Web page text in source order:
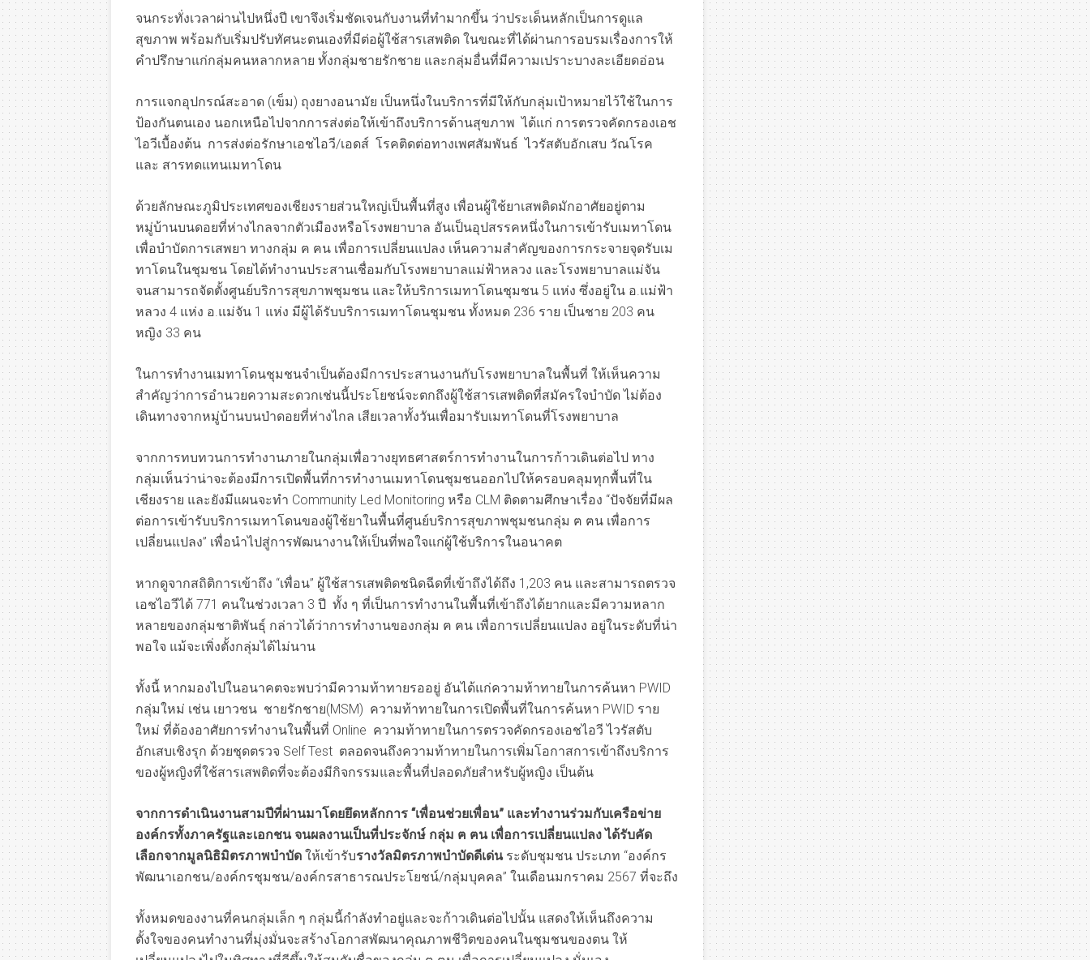
จนกระทั่งเวลาผ่านไปหนึ่งปี เขาจึงเริ่มชัดเจนกับงานที่ทำมากขึ้น ว่าประเด็นหลักเป็นการดูแล
สุขภาพ พร้อมกับเริ่มปรับทัศนะตนเองที่มีต่อผู้ใช้สารเสพติด ในขณะที่ได้ผ่านการอบรมเรื่องการให้
คำปรึกษาแก่กลุ่มคนหลากหลาย ทั้งกลุ่มชายรักชาย และกลุ่มอื่นที่มีความเปราะบางละเอียดอ่อน
การแจกอุปกรณ์สะอาด (เข็ม) ถุงยางอนามัย เป็นหนึ่งในบริการที่มีให้กับกลุ่มเป้าหมายไว้ใช้ในการ
ป้องกันตนเอง นอกเหนือไปจากการส่งต่อให้เข้าถึงบริการด้านสุขภาพ ได้แก่ การตรวจคัดกรองเอช
ไอวีเบื้องต้น การส่งต่อรักษาเอชไอวี/เอดส์ โรคติดต่อทางเพศสัมพันธ์ ไวรัสตับอักเสบ วัณโรค
และ สารทดแทนเมทาโดน
ด้วยลักษณะภูมิประเทศของเชียงรายส่วนใหญ่เป็นพื้นที่สูง เพื่อนผู้ใช้ยาเสพติดมักอาศัยอยู่ตาม
หมู่บ้านบนดอยที่ห่างไกลจากตัวเมืองหรือโรงพยาบาล อันเป็นอุปสรรคหนึ่งในการเข้ารับเมทาโดน
เพื่อบำบัดการเสพยา ทางกลุ่ม ฅ ฅน เพื่อการเปลี่ยนแปลง เห็นความสำคัญของการกระจายจุดรับเม
ทาโดนในชุมชน โดยได้ทำงานประสานเชื่อมกับโรงพยาบาลแม่ฟ้าหลวง และโรงพยาบาลแม่จัน
จนสามารถจัดตั้งศูนย์บริการสุขภาพชุมชน และให้บริการเมทาโดนชุมชน 5 แห่ง ซึ่งอยู่ใน อ.แม่ฟ้า
หลวง 4 แห่ง อ.แม่จัน 1 แห่ง มีผู้ได้รับบริการเมทาโดนชุมชน ทั้งหมด 236 ราย เป็นชาย 203 คน
หญิง 33 คน
ในการทำงานเมทาโดนชุมชนจำเป็นต้องมีการประสานงานกับโรงพยาบาลในพื้นที่ ให้เห็นความ
สำคัญว่าการอำนวยความสะดวกเช่นนี้ประโยชน์จะตกถึงผู้ใช้สารเสพติดที่สมัครใจบำบัด ไม่ต้อง
เดินทางจากหมู่บ้านบนป่าดอยที่ห่างไกล เสียเวลาทั้งวันเพื่อมารับเมทาโดนที่โรงพยาบาล
จากการทบทวนการทำงานภายในกลุ่มเพื่อวางยุทธศาสตร์การทำงานในการก้าวเดินต่อไป ทาง
กลุ่มเห็นว่าน่าจะต้องมีการเปิดพื้นที่การทำงานเมทาโดนชุมชนออกไปให้ครอบคลุมทุกพื้นที่ใน
เชียงราย และยังมีแผนจะทำ Community Led Monitoring หรือ CLM ติดตามศึกษาเรื่อง “ปัจจัยที่มีผล
ต่อการเข้ารับบริการเมทาโดนของผู้ใช้ยาในพื้นที่ศูนย์บริการสุขภาพชุมชนกลุ่ม ฅ ฅน เพื่อการ
เปลี่ยนแปลง” เพื่อนำไปสู่การพัฒนางานให้เป็นที่พอใจแก่ผู้ใช้บริการในอนาคต
หากดูจากสถิติการเข้าถึง “เพื่อน” ผู้ใช้สารเสพติดชนิดฉีดที่เข้าถึงได้ถึง 1,203 คน และสามารถตรวจ
เอชไอวีได้ 771 คนในช่วงเวลา 3 ปี ทั้ง ๆ ที่เป็นการทำงานในพื้นที่เข้าถึงได้ยากและมีความหลาก
หลายของกลุ่มชาติพันธุ์ กล่าวได้ว่าการทำงานของกลุ่ม ฅ ฅน เพื่อการเปลี่ยนแปลง อยู่ในระดับที่น่า
พอใจ แม้จะเพิ่งตั้งกลุ่มได้ไม่นาน
ทั้งนี้ หากมองไปในอนาคตจะพบว่ามีความท้าทายรออยู่ อันได้แก่ความท้าทายในการค้นหา PWID
กลุ่มใหม่ เช่น เยาวชน ชายรักชาย(MSM) ความท้าทายในการเปิดพื้นที่ในการค้นหา PWID ราย
ใหม่ ที่ต้องอาศัยการทำงานในพื้นที่ Online ความท้าทายในการตรวจคัดกรองเอชไอวี ไวรัสตับ
อักเสบเชิงรุก ด้วยชุดตรวจ Self Test ตลอดจนถึงความท้าทายในการเพิ่มโอกาสการเข้าถึงบริการ
ของผู้หญิงที่ใช้สารเสพติดที่จะต้องมีกิจกรรมและพื้นที่ปลอดภัยสำหรับผู้หญิง เป็นต้น
จากการดำเนินงานสามปีที่ผ่านมาโดยยึดหลักการ “เพื่อนช่วยเพื่อน” และทำงานร่วมกับเครือข่าย
องค์กรทั้งภาครัฐและเอกชน จนผลงานเป็นที่ประจักษ์ กลุ่ม ฅ ฅน เพื่อการเปลี่ยนแปลง ได้รับคัด
เลือกจากมูลนิธิมิตรภาพบำบัด ให้เข้ารับรางวัลมิตรภาพบำบัดดีเด่นระดับชุมชน ประเภท “องค์กร
พัฒนาเอกชน/องค์กรชุมชน/องค์กรสาธารณประโยชน์/กลุ่มบุคคล” ในเดือนมกราคม 2567 ที่จะถึง
ทั้งหมดของงานที่คนกลุ่มเล็ก ๆ กลุ่มนี้กำลังทำอยู่และจะก้าวเดินต่อไปนั้น แสดงให้เห็นถึงความ
ตั้งใจของคนทำงานที่มุ่งมั่นจะสร้างโอกาสพัฒนาคุณภาพชีวิตของคนในชุมชนของตน ให้